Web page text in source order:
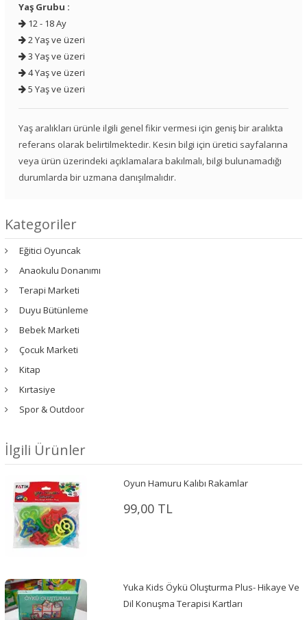
Yaş Grubu :
12 - 18 Ay
2 Yaş ve üzeri
3 Yaş ve üzeri
4 Yaş ve üzeri
5 Yaş ve üzeri
Yaş aralıkları ürünle ilgili genel fikir vermesi için geniş bir aralıkta
referans olarak belirtilmektedir. Kesin bilgi için üretici sayfalarına
veya ürün üzerindeki açıklamalara bakılmalı, bilgi bulunamadığı
durumlarda bir uzmana danışılmalıdır.
Kategoriler
Eğitici Oyuncak
Anaokulu Donanımı
Terapi Marketi
Duyu Bütünleme
Bebek Marketi
Çocuk Marketi
Kitap
Kırtasiye
Spor & Outdoor
İlgili Ürünler
Oyun Hamuru Kalıbı Rakamlar
99,00 TL
Yuka Kids Öykü Oluşturma Plus- Hikaye Ve
Dil Konuşma Terapisi Kartları